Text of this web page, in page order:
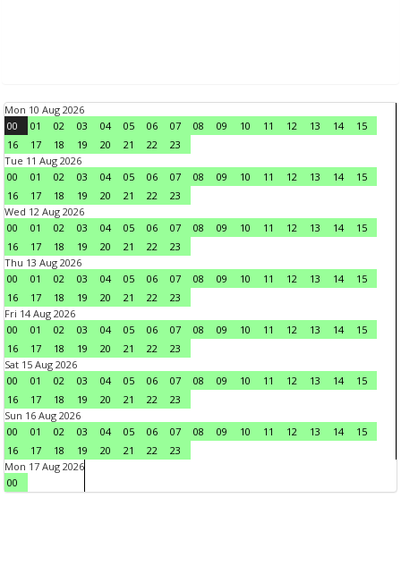
Mon 10 Aug 2026
00
01 02 03 04 05 06 07 08 09 10 11 12 13 14
15
16
17 18 19 20 21 22
23
Tue 11 Aug 2026
00
01 02 03 04 05 06 07 08 09 10 11 12 13 14
15
16
17 18 19 20 21 22
23
Wed 12 Aug 2026
00
01 02 03 04 05 06 07 08 09 10 11 12 13 14
15
16
17 18 19 20 21 22
23
Thu 13 Aug 2026
00
01 02 03 04 05 06 07 08 09 10 11 12 13 14
15
16
17 18 19 20 21 22
23
Fri 14 Aug 2026
00
01 02 03 04 05 06 07 08 09 10 11 12 13 14
15
16
17 18 19 20 21 22
23
Sat 15 Aug 2026
00
01 02 03 04 05 06 07 08 09 10 11 12 13 14
15
16
17 18 19 20 21 22
23
Sun 16 Aug 2026
00
01 02 03 04 05 06 07 08 09 10 11 12 13 14
15
16
17 18 19 20 21 22
23
Mon 17 Aug 2026
00